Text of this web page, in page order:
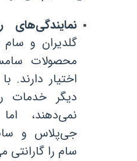
نمایندگی‌های
گلدیران و
محصولات
اختیار دارند.
دیگر خدمات
نمی‌دهند،
جی‌پلاس و
سام را گارانتی